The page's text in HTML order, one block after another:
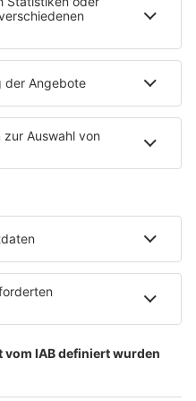
neues Fahrradparkhaus
Klinik bietet es
auf dem …